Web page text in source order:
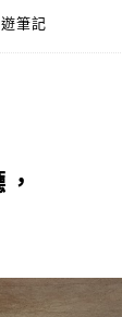
筆記